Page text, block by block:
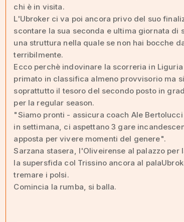
chi è in visita.
L'Ubroker ci va poi ancora privo del suo
scontare la sua seconda e ultima giornata di
una struttura nella quale se non hai bocche
terribilmente.
Ecco perchè indovinare la scorreria in
primato in classifica almeno provvisorio ma
soprattutto il tesoro del secondo posto in
per la regular season.
"Siamo pronti - assicura coach Ale
in settimana, ci aspettano 3 gare
apposta per vivere momenti del genere".
Sarzana stasera, l'Oliveirense al palazzo per
la supersfida col Trissino ancora al
tremare i polsi.
Comincia la rumba, si balla.